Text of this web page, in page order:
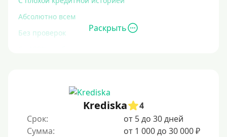
Абсолютно всем
Без проверок
С просрочками
Залог
Раскрыть
Krediska
4
Срок:
от 5 до 30 дней
Сумма:
от 1 000 до 30 000 ₽